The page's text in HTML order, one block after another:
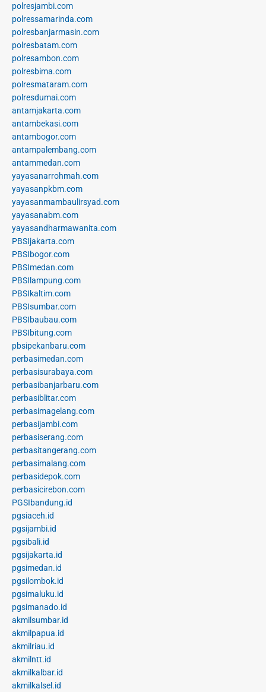
polresjambi.com
polressamarinda.com
polresbanjarmasin.com
polresbatam.com
polresambon.com
polresbima.com
polresmataram.com
polresdumai.com
antamjakarta.com
antambekasi.com
antambogor.com
antampalembang.com
antammedan.com
yayasanarrohmah.com
yayasanpkbm.com
yayasanmambaulirsyad.com
yayasanabm.com
yayasandharmawanita.com
PBSIjakarta.com
PBSIbogor.com
PBSImedan.com
PBSIlampung.com
PBSIkaltim.com
PBSIsumbar.com
PBSIbaubau.com
PBSIbitung.com
pbsipekanbaru.com
perbasimedan.com
perbasisurabaya.com
perbasibanjarbaru.com
perbasiblitar.com
perbasimagelang.com
perbasijambi.com
perbasiserang.com
perbasitangerang.com
perbasimalang.com
perbasidepok.com
perbasicirebon.com
PGSIbandung.id
pgsiaceh.id
pgsijambi.id
pgsibali.id
pgsijakarta.id
pgsimedan.id
pgsilombok.id
pgsimaluku.id
pgsimanado.id
akmilsumbar.id
akmilpapua.id
akmilriau.id
akmilntt.id
akmilkalbar.id
akmilkalsel.id